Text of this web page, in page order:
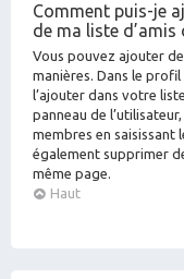
Comment puis-je
de ma liste d’amis
Vous pouvez ajouter
manières. Dans le
l’ajouter dans votre
panneau de
membres en saisissant
également supprimer
même page.
Haut